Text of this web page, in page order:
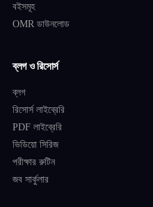
বইসমূহ
OMR ডাউনলোড
ব্লগ ও রিসোর্স
ব্লগ
রিসোর্স লাইব্রেরি
PDF লাইব্রেরি
ভিডিয়ো সিরিজ
পরীক্ষার রুটিন
জব সার্কুলার